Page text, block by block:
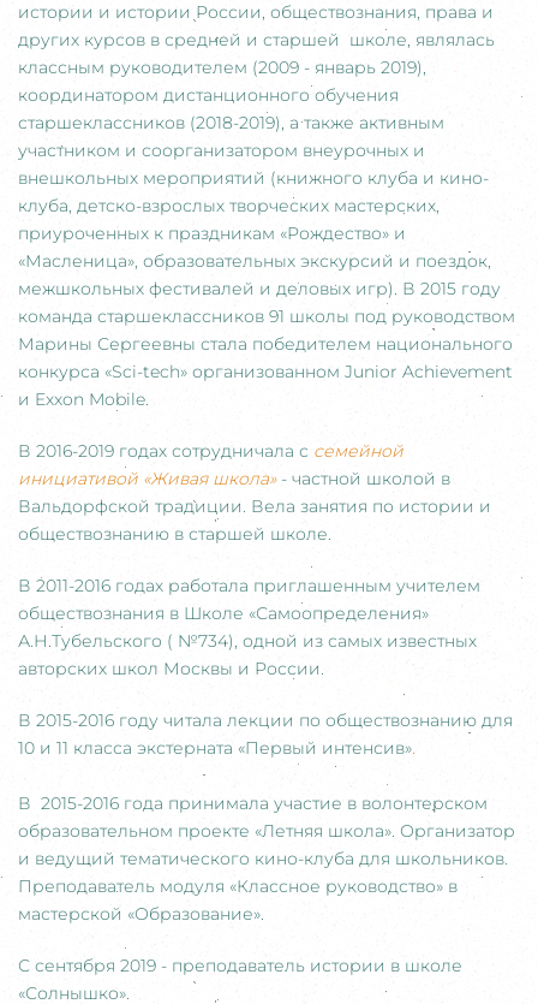
истории и истории России, обществознания, права и
других курсов в средней и старшей школе, являлась
классным руководителем (2009 - январь 2019),
координатором дистанционного обучения
старшеклассников (2018-2019), а также активным
участником и соорганизатором внеурочных и
внешкольных мероприятий (книжного клуба и кино-
клуба, детско-взрослых творческих мастерских,
приуроченных к праздникам «Рождество» и
«Масленица», образовательных экскурсий и поездок,
межшкольных фестивалей и деловых игр). В 2015 году
команда старшеклассников 91 школы под руководством
Марины Сергеевны стала победителем национального
конкурса «Sci-tech» организованном Junior Achievement
и Exxon Mobile.
В 2016-2019 годах сотрудничала с семейной
инициативой «Живая школа»- частной школой в
Вальдорфской традиции. Вела занятия по истории и
обществознанию в старшей школе.
В 2011-2016 годах работала приглашенным учителем
обществознания в Школе «Самоопределения»
А.Н.Тубельского ( №734), одной из самых известных
авторских школ Москвы и России.
В 2015-2016 году читала лекции по обществознанию для
10 и 11 класса экстерната «Первый интенсив».
В 2015-2016 года принимала участие в волонтерском
образовательном проекте «Летняя школа». Организатор
и ведущий тематического кино-клуба для школьников.
Преподаватель модуля «Классное руководство» в
мастерской «Образование».
С сентября 2019 - преподаватель истории в школе
«Солнышко».